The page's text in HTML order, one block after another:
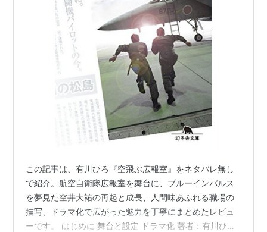
この記事は、有川ひろ『空飛ぶ広報室』をネタバレ無し
で紹介。航空自衛隊広報室を舞台に、ブルーインパルス
を夢見た空井大祐の再起と成長、人間味あふれる職場の
描写、ドラマ化で広がった魅力を丁寧にまとめたレビュ
ーです。 はじめに 舞台と設定 ドラマ化 著者：有川ひろ